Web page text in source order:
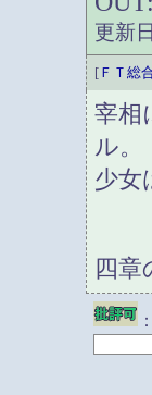
更新
[ ＦＴ総
宰相
ル。
少女
四章